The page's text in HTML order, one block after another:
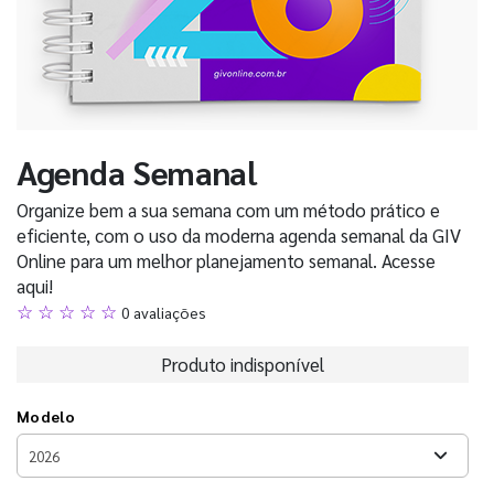
Agenda Semanal
Organize bem a sua semana com um método prático e
eficiente, com o uso da moderna agenda semanal da GIV
Online para um melhor planejamento semanal. Acesse
aqui!
☆ ☆ ☆ ☆ ☆ 0 avaliações
Produto indisponível
Modelo